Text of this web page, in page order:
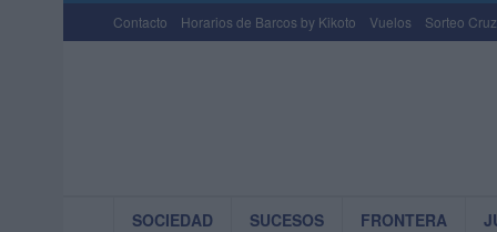
Contacto Horarios de Barcos by Kikoto Vuelos Sorteo
SOCIEDAD SUCESOS FRONTERA